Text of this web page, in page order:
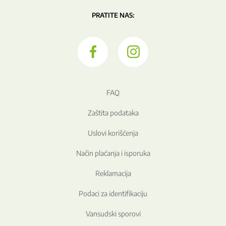
PRATITE NAS:
FAQ
Zaštita podataka
Uslovi korišćenja
Način plaćanja i isporuka
Reklamacija
Podaci za identifikaciju
Vansudski sporovi